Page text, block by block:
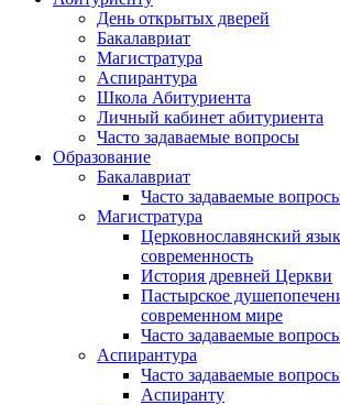
День открытых дверей
Бакалавриат
Магистратура
Аспирантура
Школа Абитуриента
Личный кабинет абитуриента
Часто задаваемые вопросы
Образование
Бакалавриат
Часто задаваемые
Магистратура
Церковнославянский
современность
История древней Церкви
Пастырское
современном мире
Часто задаваемые
Аспирантура
Часто задаваемые
Аспиранту